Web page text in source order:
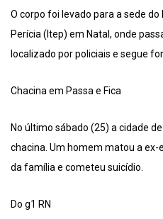
O corpo foi levado para a sede
Perícia (Itep) em Natal, onde
localizado por policiais e segue
Chacina em Passa e Fica
No último sábado (25) a cidade
chacina. Um homem matou a ex-
da família e cometeu suicídio.
Do g1 RN